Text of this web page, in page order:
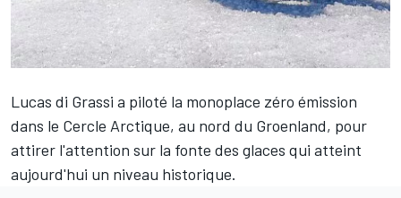
Lucas di Grassi a piloté la monoplace zéro émission
dans le Cercle Arctique, au nord du Groenland, pour
attirer l'attention sur la fonte des glaces qui atteint
aujourd'hui un niveau historique.